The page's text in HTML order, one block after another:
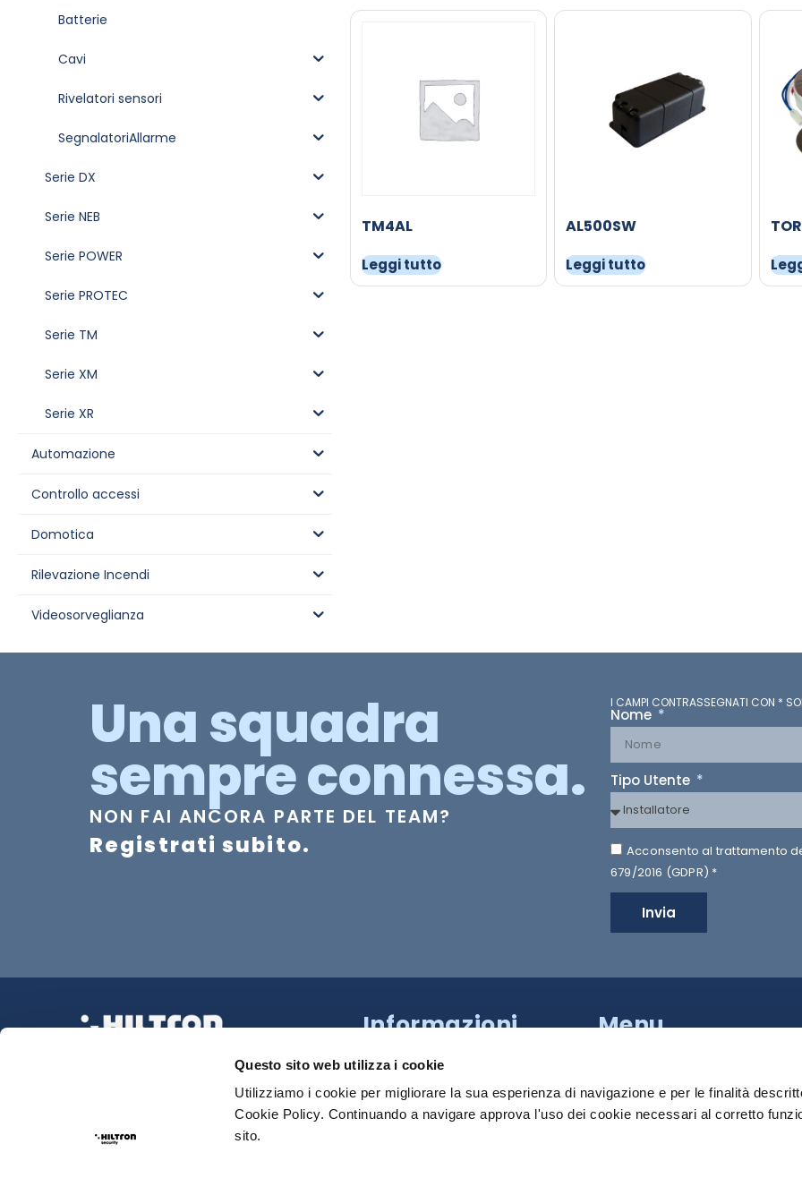
Questo sito web utilizza i cookie
Utilizziamo i cookie per migliorare la sua esperienza di navigazione e per le finalità
Cookie Policy. Continuando a navigare approva l'uso dei cookie necessari al corretto
sito.
Batterie
Cavi
Rivelatori sensori
SegnalatoriAllarme
Serie DX
Serie NEB
Serie POWER
Serie PROTEC
Serie TM
Serie XM
Serie XR
Automazione
Controllo accessi
Domotica
Rilevazione Incendi
Videosorveglianza
TM4AL
Leggi tutto
AL500SW
Leggi tutto
Una squadra
sempre connessa.
NON FAI ANCORA PARTE DEL TEAM?
Registrati subito.
I CAMPI CONTRASSEGNATI CON *
Nome
Tipo Utente
Acconsento al trattamento
679/2016 (GDPR) *
Invia
La tua Sicurezza Made in Italy
Informazioni
218 Napoli (NA)
081 18539000
Sede Roma:+39 340 790 2931
Menu
SISTEMI
PRODOTTI